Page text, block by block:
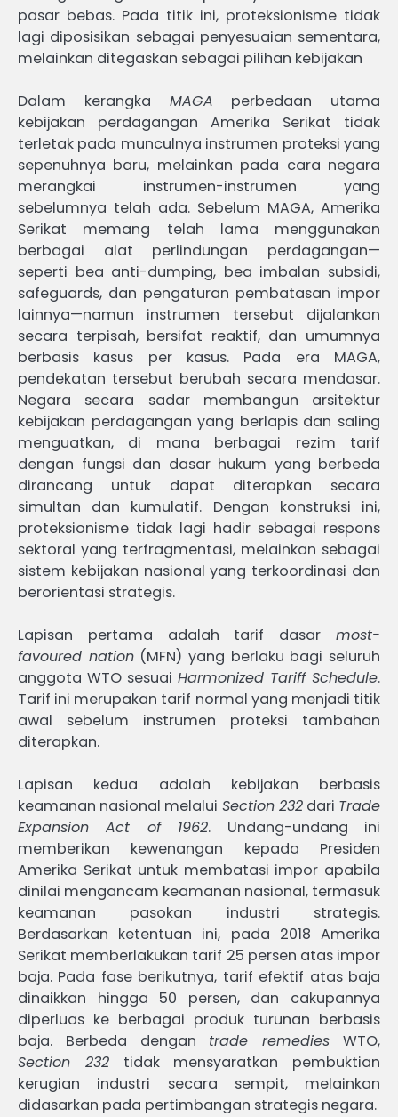
pasar bebas. Pada titik ini, proteksionisme tidak
lagi diposisikan sebagai penyesuaian sementara,
melainkan ditegaskan sebagai pilihan kebijakan
Dalam kerangka MAGA perbedaan utama
kebijakan perdagangan Amerika Serikat tidak
terletak pada munculnya instrumen proteksi yang
sepenuhnya baru, melainkan pada cara negara
merangkai instrumen-instrumen yang
sebelumnya telah ada. Sebelum MAGA, Amerika
Serikat memang telah lama menggunakan
berbagai alat perlindungan perdagangan—
seperti bea anti-dumping, bea imbalan subsidi,
safeguards, dan pengaturan pembatasan impor
lainnya—namun instrumen tersebut dijalankan
secara terpisah, bersifat reaktif, dan umumnya
berbasis kasus per kasus. Pada era MAGA,
pendekatan tersebut berubah secara mendasar.
Negara secara sadar membangun arsitektur
kebijakan perdagangan yang berlapis dan saling
menguatkan, di mana berbagai rezim tarif
dengan fungsi dan dasar hukum yang berbeda
dirancang untuk dapat diterapkan secara
simultan dan kumulatif. Dengan konstruksi ini,
proteksionisme tidak lagi hadir sebagai respons
sektoral yang terfragmentasi, melainkan sebagai
sistem kebijakan nasional yang terkoordinasi dan
berorientasi strategis.
Lapisan pertama adalah tarif dasar most-
favoured nation(MFN) yang berlaku bagi seluruh
anggota WTO sesuai Harmonized Tariff Schedule.
Tarif ini merupakan tarif normal yang menjadi titik
awal sebelum instrumen proteksi tambahan
diterapkan.
Lapisan kedua adalah kebijakan berbasis
keamanan nasional melalui Section 232dari Trade
Expansion Act of 1962. Undang-undang ini
memberikan kewenangan kepada Presiden
Amerika Serikat untuk membatasi impor apabila
dinilai mengancam keamanan nasional, termasuk
keamanan pasokan industri strategis.
Berdasarkan ketentuan ini, pada 2018 Amerika
Serikat memberlakukan tarif 25 persen atas impor
baja. Pada fase berikutnya, tarif efektif atas baja
dinaikkan hingga 50 persen, dan cakupannya
diperluas ke berbagai produk turunan berbasis
baja. Berbeda dengan trade remedies WTO,
Section 232tidak mensyaratkan pembuktian
kerugian industri secara sempit, melainkan
didasarkan pada pertimbangan strategis negara.